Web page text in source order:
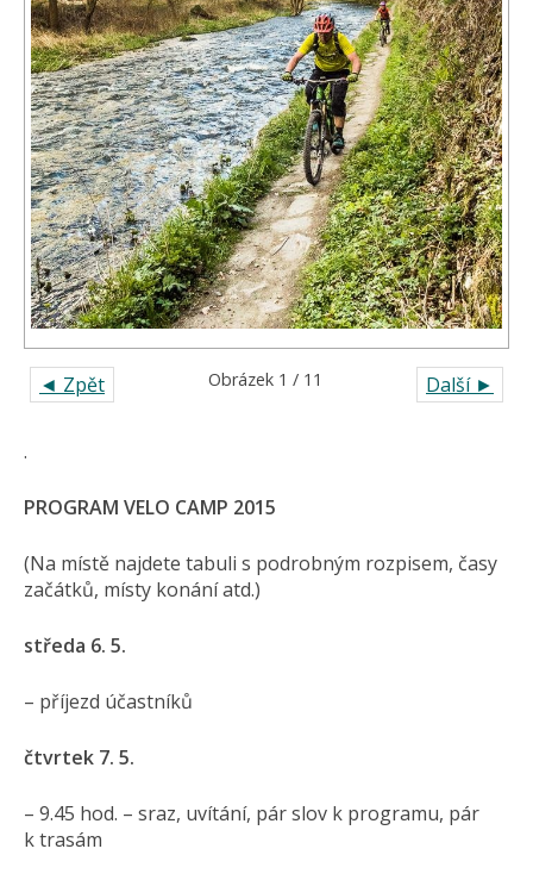
◄ Zpět Další ►
Obrázek 1 / 11
.
PROGRAM VELO CAMP 2015
(Na místě najdete tabuli s podrobným rozpisem, časy
začátků, místy konání atd.)
středa 6. 5.
– příjezd účastníků
čtvrtek 7. 5.
– 9.45 hod. – sraz, uvítání, pár slov k programu, pár
k trasám